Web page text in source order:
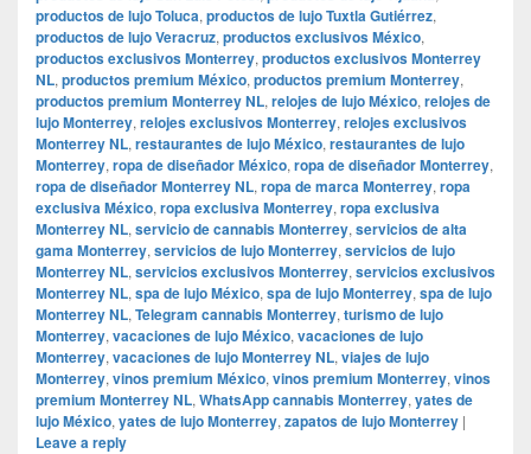
productos de lujo Toluca, productos de lujo Tuxtla Gutiérrez,
productos de lujo Veracruz, productos exclusivos México,
productos exclusivos Monterrey, productos exclusivos Monterrey
NL, productos premium México, productos premium Monterrey,
productos premium Monterrey NL, relojes de lujo México, relojes de
lujo Monterrey, relojes exclusivos Monterrey, relojes exclusivos
Monterrey NL, restaurantes de lujo México, restaurantes de lujo
Monterrey, ropa de diseñador México, ropa de diseñador Monterrey,
ropa de diseñador Monterrey NL, ropa de marca Monterrey, ropa
exclusiva México, ropa exclusiva Monterrey, ropa exclusiva
Monterrey NL, servicio de cannabis Monterrey, servicios de alta
gama Monterrey, servicios de lujo Monterrey, servicios de lujo
Monterrey NL, servicios exclusivos Monterrey, servicios exclusivos
Monterrey NL, spa de lujo México, spa de lujo Monterrey, spa de lujo
Monterrey NL, Telegram cannabis Monterrey, turismo de lujo
Monterrey, vacaciones de lujo México, vacaciones de lujo
Monterrey, vacaciones de lujo Monterrey NL, viajes de lujo
Monterrey, vinos premium México, vinos premium Monterrey, vinos
premium Monterrey NL, WhatsApp cannabis Monterrey, yates de
lujo México, yates de lujo Monterrey, zapatos de lujo Monterrey |
Leave a reply